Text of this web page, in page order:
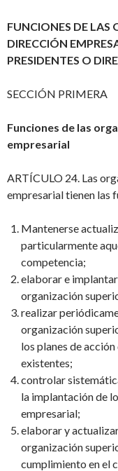
FUNCIONES DE LAS
DIRECCIÓN
PRESIDENTES O
SECCIÓN PRIMERA
Funciones de las
empresarial
ARTÍCULO 24. Las
empresarial tienen las
Mantenerse
particularmente
competencia;
elaborar e
organización
realizar
organización
los planes de
existentes;
controlar
la implantación de
empresarial;
elaborar y
organización
cumplimiento en el